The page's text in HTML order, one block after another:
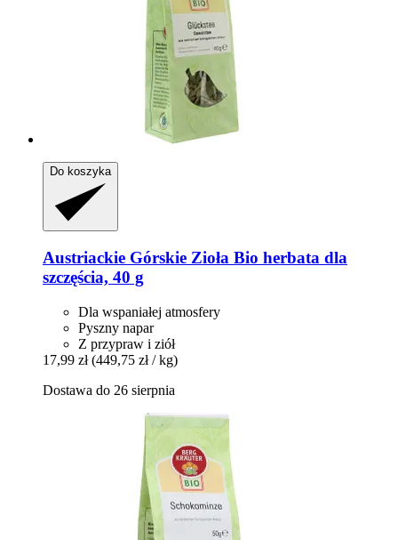
Do koszyka
Austriackie Górskie Zioła Bio herbata dla
szczęścia, 40 g
Dla wspaniałej atmosfery
Pyszny napar
Z przypraw i ziół
17,99 zł (449,75 zł / kg)
Dostawa do 26 sierpnia